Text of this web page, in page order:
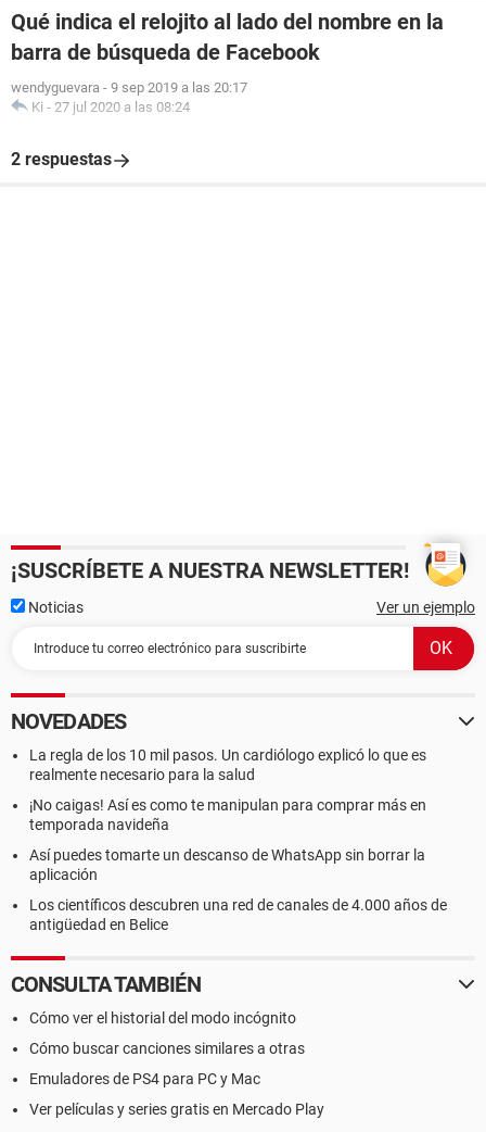
Qué indica el relojito al lado del nombre en la
barra de búsqueda de Facebook
wendyguevara - 9 sep 2019 a las 20:17
Ki - 27 jul 2020 a las 08:24
2 respuestas
¡SUSCRÍBETE A NUESTRA NEWSLETTER!
Noticias Ver un ejemplo
NOVEDADES
La regla de los 10 mil pasos. Un cardiólogo explicó lo que es
realmente necesario para la salud
¡No caigas! Así es como te manipulan para comprar más en
temporada navideña
Así puedes tomarte un descanso de WhatsApp sin borrar la
aplicación
Los científicos descubren una red de canales de 4.000 años de
antigüedad en Belice
CONSULTA TAMBIÉN
Cómo ver el historial del modo incógnito
Cómo buscar canciones similares a otras
Emuladores de PS4 para PC y Mac
Ver películas y series gratis en Mercado Play